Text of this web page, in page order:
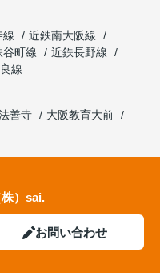
線
近鉄南大阪線
谷町線
近鉄長野線
線
善寺
大阪教育大前
）sai.
お問い合わせ